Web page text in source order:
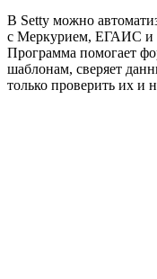
В Setty можно
с Меркурием, ЕГАИС и
Программа помогает
шаблонам, сверяет
только проверить их и